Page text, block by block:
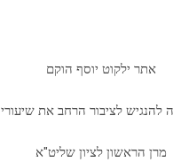
אתר ילקוט יוסף הוקם
להנגיש לציבור הרחב את שיעורי
מרן הראשון לציון שליט"א